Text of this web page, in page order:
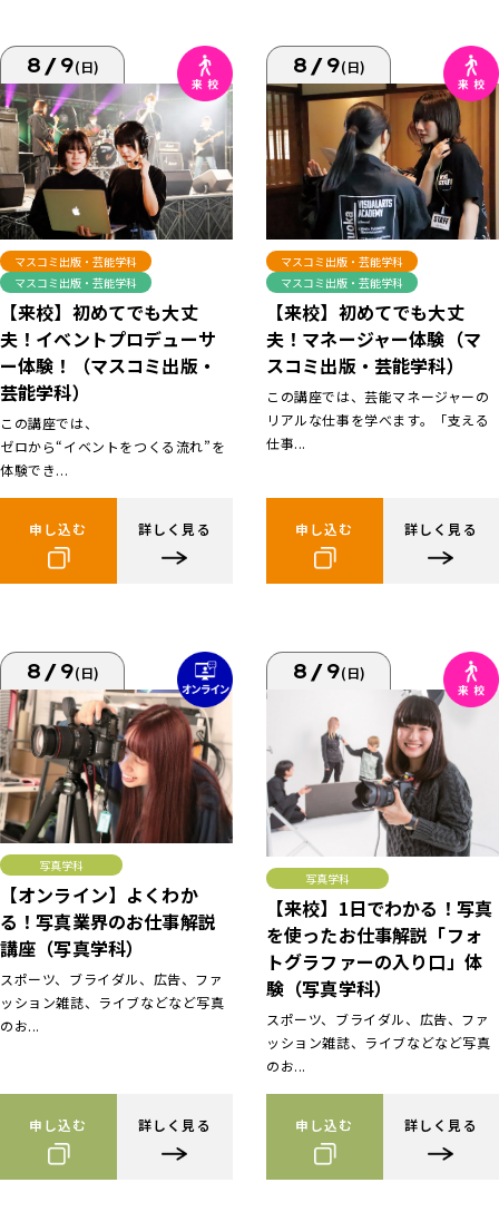
8/9(日)
マスコミ出版・芸能学科
マスコミ出版・芸能学科
【来校】初めてでも大丈
夫！イベントプロデューサ
ー体験！（マスコミ出版・
芸能学科）
この講座では、
ゼロから“イベントをつくる流れ”を
体験でき...
申し込む 詳しく見る
8/9(日)
マスコミ出版・芸能学科
マスコミ出版・芸能学科
【来校】初めてでも大丈
夫！マネージャー体験（マ
スコミ出版・芸能学科）
この講座では、芸能マネージャーの
リアルな仕事を学べます。「支える
仕事...
申し込む 詳しく見る
8/9(日)
写真学科
【オンライン】よくわか
る！写真業界のお仕事解説
講座（写真学科）
スポーツ、ブライダル、広告、ファ
ッション雑誌、ライブなどなど写真
のお...
申し込む 詳しく見る
8/9(日)
写真学科
【来校】1日でわかる！写真
を使ったお仕事解説「フォ
トグラファーの入り口」体
験（写真学科）
スポーツ、ブライダル、広告、ファ
ッション雑誌、ライブなどなど写真
のお...
申し込む 詳しく見る